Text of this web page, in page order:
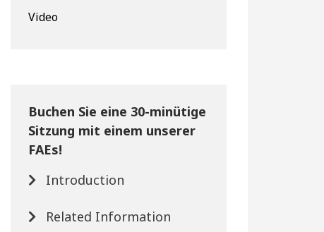
Video
Buchen Sie eine 30-minütige
Sitzung mit einem unserer
FAEs!
Introduction
Related Information